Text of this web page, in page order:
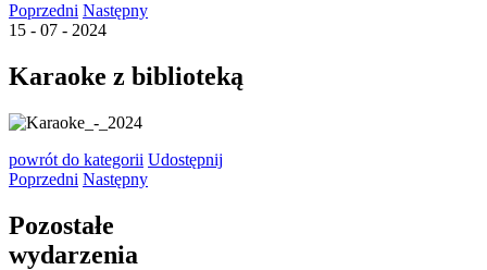
Poprzedni Następny
15 - 07 - 2024
Karaoke z biblioteką
powrót do kategorii Udostępnij
Poprzedni Następny
Pozostałe
wydarzenia